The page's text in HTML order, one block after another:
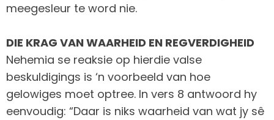
meegesleur te word nie.
DIE KRAG VAN WAARHEID EN REGVERDIGHEID
Nehemia se reaksie op hierdie valse
beskuldigings is ‘n voorbeeld van hoe
gelowiges moet optree. In vers 8 antwoord hy
eenvoudig: “Daar is niks waarheid van wat jy sê